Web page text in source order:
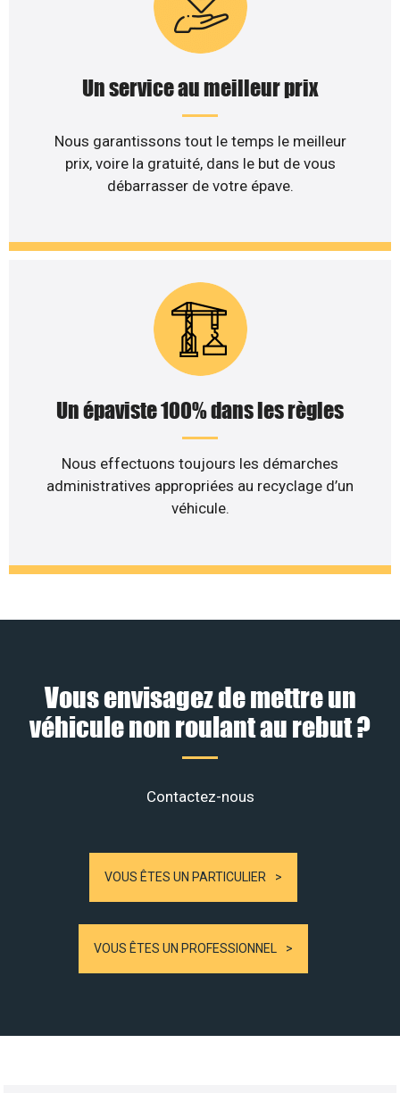
Un service au meilleur prix
Nous garantissons tout le temps le meilleur
prix, voire la gratuité, dans le but de vous
débarrasser de votre épave.
Un épaviste 100% dans les règles
Nous effectuons toujours les démarches
administratives appropriées au recyclage d’un
véhicule.
Vous envisagez de mettre un
véhicule non roulant au rebut ?
Contactez-nous
VOUS ÊTES UN PARTICULIER
VOUS ÊTES UN PROFESSIONNEL